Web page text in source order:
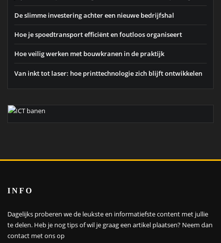
De slimme investering achter een nieuwe bedrijfshal
Hoe je spoedtransport efficiënt en foutloos organiseert
Hoe veilig werken met bouwkranen in de praktijk
Van inkt tot laser: hoe printtechnologie zich blijft ontwikkelen
INFO
Dagelijks proberen we de leukste en informatiefste content met jullie
te delen. Heb je nog tips of wil je graag een artikel plaatsen? Neem dan
contact met ons op